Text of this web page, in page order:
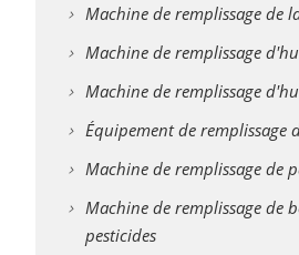
Machine de remplissage de
Machine de remplissage
Machine de remplissage
Équipement de remplissage
Machine de remplissage de
Machine de remplissage de
pesticides